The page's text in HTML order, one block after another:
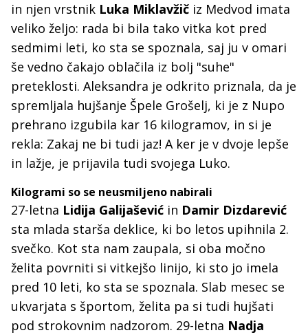
in njen vrstnik Luka Miklavžič iz Medvod imata
veliko željo: rada bi bila tako vitka kot pred
sedmimi leti, ko sta se spoznala, saj ju v omari
še vedno čakajo oblačila iz bolj "suhe"
preteklosti. Aleksandra je odkrito priznala, da je
spremljala hujšanje Špele Grošelj, ki je z Nupo
prehrano izgubila kar 16 kilogramov, in si je
rekla: Zakaj ne bi tudi jaz! A ker je v dvoje lepše
in lažje, je prijavila tudi svojega Luko.
Kilogrami so se neusmiljeno nabirali
27-letna Lidija Galijašević in Damir Dizdarević
sta mlada starša deklice, ki bo letos upihnila 2.
svečko. Kot sta nam zaupala, si oba močno
želita povrniti si vitkejšo linijo, ki sto jo imela
pred 10 leti, ko sta se spoznala. Slab mesec se
ukvarjata s športom, želita pa si tudi hujšati
pod strokovnim nadzorom. 29-letna Nadja